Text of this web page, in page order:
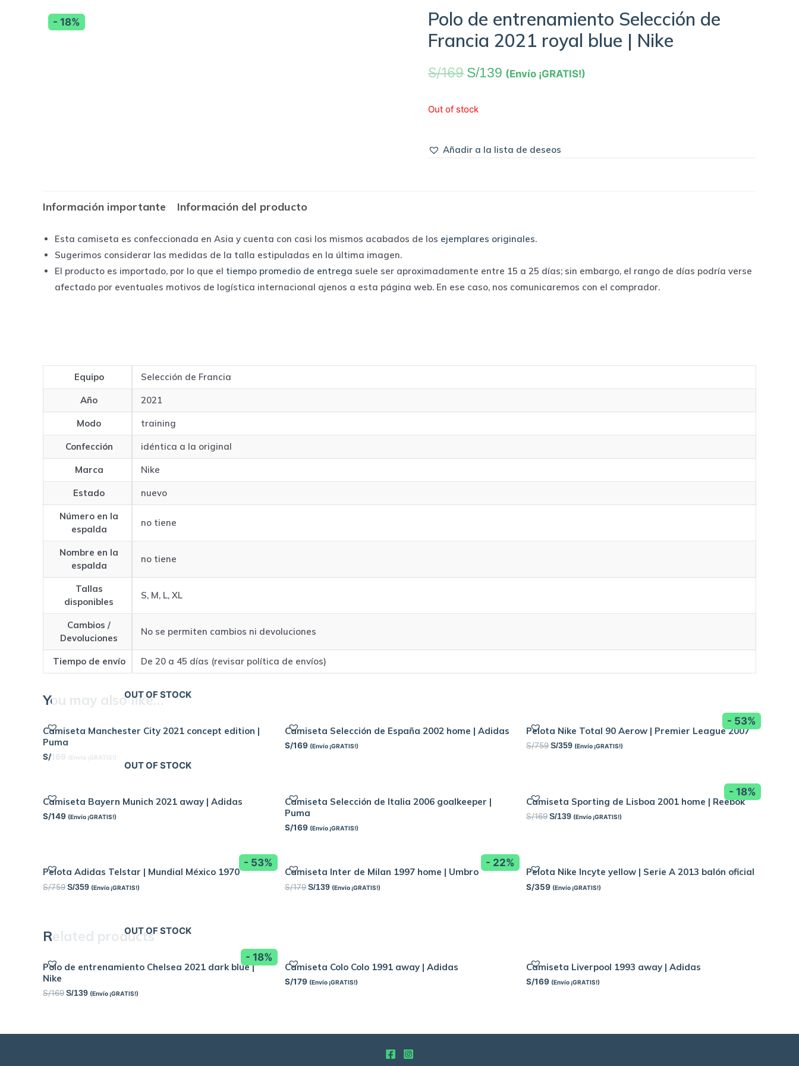
- 18%
Polo de entrenamiento Selección de
Francia 2021 royal blue | Nike
S/169 S/139 (Envío ¡GRATIS!)
Out of stock
Añadir a la lista de deseos
Información importante Información del producto
Esta camiseta es confeccionada en Asia y cuenta con casi los mismos acabados de los ejemplares originales.
Sugerimos considerar las medidas de la talla estipuladas en la última imagen.
El producto es importado, por lo que el tiempo promedio de entrega suele ser aproximadamente entre 15 a 25 días; sin embargo, el rango de días podría verse
afectado por eventuales motivos de logística internacional ajenos a esta página web. En ese caso, nos comunicaremos con el comprador.
Equipo Selección de Francia
Año 2021
Modo training
Confección idéntica a la original
Marca Nike
Estado nuevo
Número en la
espalda
no tiene
Nombre en la
espalda
no tiene
Tallas
disponibles
S, M, L, XL
Cambios /
Devoluciones
No se permiten cambios ni devoluciones
Tiempo de envío De 20 a 45 días (revisar política de envíos)
You may also like…
OUT OF STOCK
Camiseta Manchester City 2021 concept edition |
Puma
S/169 (Envío ¡GRATIS!)
Camiseta Selección de España 2002 home | Adidas
S/169 (Envío ¡GRATIS!)
- 53%
Pelota Nike Total 90 Aerow | Premier League 2007
S/759 S/359 (Envío ¡GRATIS!)
OUT OF STOCK
Camiseta Bayern Munich 2021 away | Adidas
S/149 (Envío ¡GRATIS!)
Camiseta Selección de Italia 2006 goalkeeper |
Puma
S/169 (Envío ¡GRATIS!)
- 18%
Camiseta Sporting de Lisboa 2001 home | Reebok
S/169 S/139 (Envío ¡GRATIS!)
- 53%
Pelota Adidas Telstar | Mundial México 1970
S/759 S/359 (Envío ¡GRATIS!)
- 22%
Camiseta Inter de Milan 1997 home | Umbro
S/179 S/139 (Envío ¡GRATIS!)
Pelota Nike Incyte yellow | Serie A 2013 balón oficial
S/359 (Envío ¡GRATIS!)
Related products
- 18%
OUT OF STOCK
Polo de entrenamiento Chelsea 2021 dark blue |
Nike
S/169 S/139 (Envío ¡GRATIS!)
Camiseta Colo Colo 1991 away | Adidas
S/179 (Envío ¡GRATIS!)
Camiseta Liverpool 1993 away | Adidas
S/169 (Envío ¡GRATIS!)